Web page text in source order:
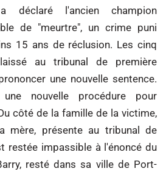
déclaré l'ancien champion
de "meurtre", un crime puni
15 ans de réclusion. Les cinq
au tribunal de première
une nouvelle sentence.
nouvelle procédure pour
côté de la famille de la victime,
mère, présente au tribunal de
restée impassible à l'énoncé du
resté dans sa ville de Port-